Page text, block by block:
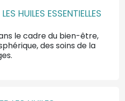
HUILES ESSENTIELLES
le cadre du bien-être,
des soins de la